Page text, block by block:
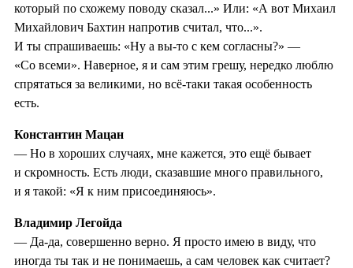
который по схожему поводу сказал...» Или: «А вот Михаил
Михайлович Бахтин напротив считал, что...».
И ты спрашиваешь: «Ну а вы-то с кем согласны?» —
«Со всеми». Наверное, я и сам этим грешу, нередко люблю
спрятаться за великими, но всё-таки такая особенность
есть.
Константин Мацан
— Но в хороших случаях, мне кажется, это ещё бывает
и скромность. Есть люди, сказавшие много правильного,
и я такой: «Я к ним присоединяюсь».
Владимир Легойда
— Да-да, совершенно верно. Я просто имею в виду, что
иногда ты так и не понимаешь, а сам человек как считает?